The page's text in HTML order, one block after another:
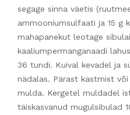
segage sinna väetis
ammooniumsulfaati ja 15 g
mahapanekut leotage
kaaliumpermanganaadi
36 tundi. Kuival kevadel ja
nädalas. Pärast kastmist
mulda. Kergetel muldadel
täiskasvanud mugulsibulad